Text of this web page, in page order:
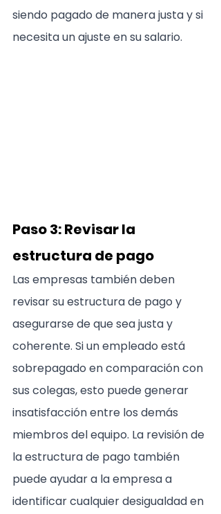
siendo pagado de manera justa y si
necesita un ajuste en su salario.
Paso 3: Revisar la
estructura de pago
Las empresas también deben
revisar su estructura de pago y
asegurarse de que sea justa y
coherente. Si un empleado está
sobrepagado en comparación con
sus colegas, esto puede generar
insatisfacción entre los demás
miembros del equipo. La revisión de
la estructura de pago también
puede ayudar a la empresa a
identificar cualquier desigualdad en